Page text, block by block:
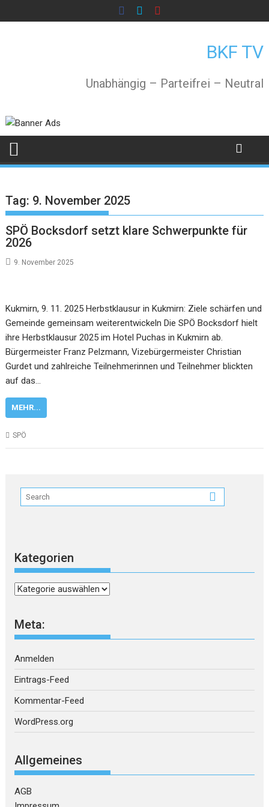
to
BKF TV
Unabhängig – Parteifrei – Neutral
Tag: 9. November 2025
SPÖ Bocksdorf setzt klare Schwerpunkte für
2026
9. November 2025
Kukmirn, 9. 11. 2025 Herbstklausur in Kukmirn: Ziele schärfen und
Gemeinde gemeinsam weiterentwickeln Die SPÖ Bocksdorf hielt
ihre Herbstklausur 2025 im Hotel Puchas in Kukmirn ab.
Bürgermeister Franz Pelzmann, Vizebürgermeister Christian
Gurdet und zahlreiche Teilnehmerinnen und Teilnehmer blickten
auf das…
MEHR...
SPÖ
Kategorien
Kategorien
Meta:
Anmelden
Eintrags-Feed
Kommentar-Feed
WordPress.org
Allgemeines
AGB